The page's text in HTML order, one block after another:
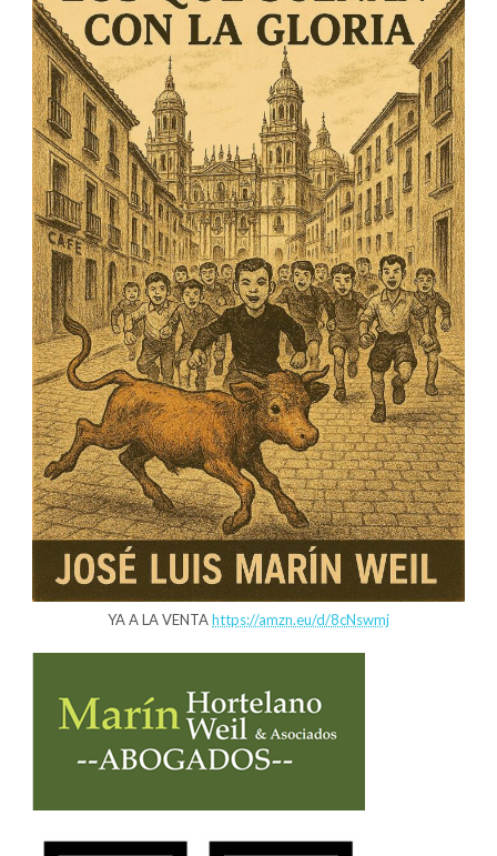
YA A LA VENTAhttps://amzn.eu/d/8cNswmj